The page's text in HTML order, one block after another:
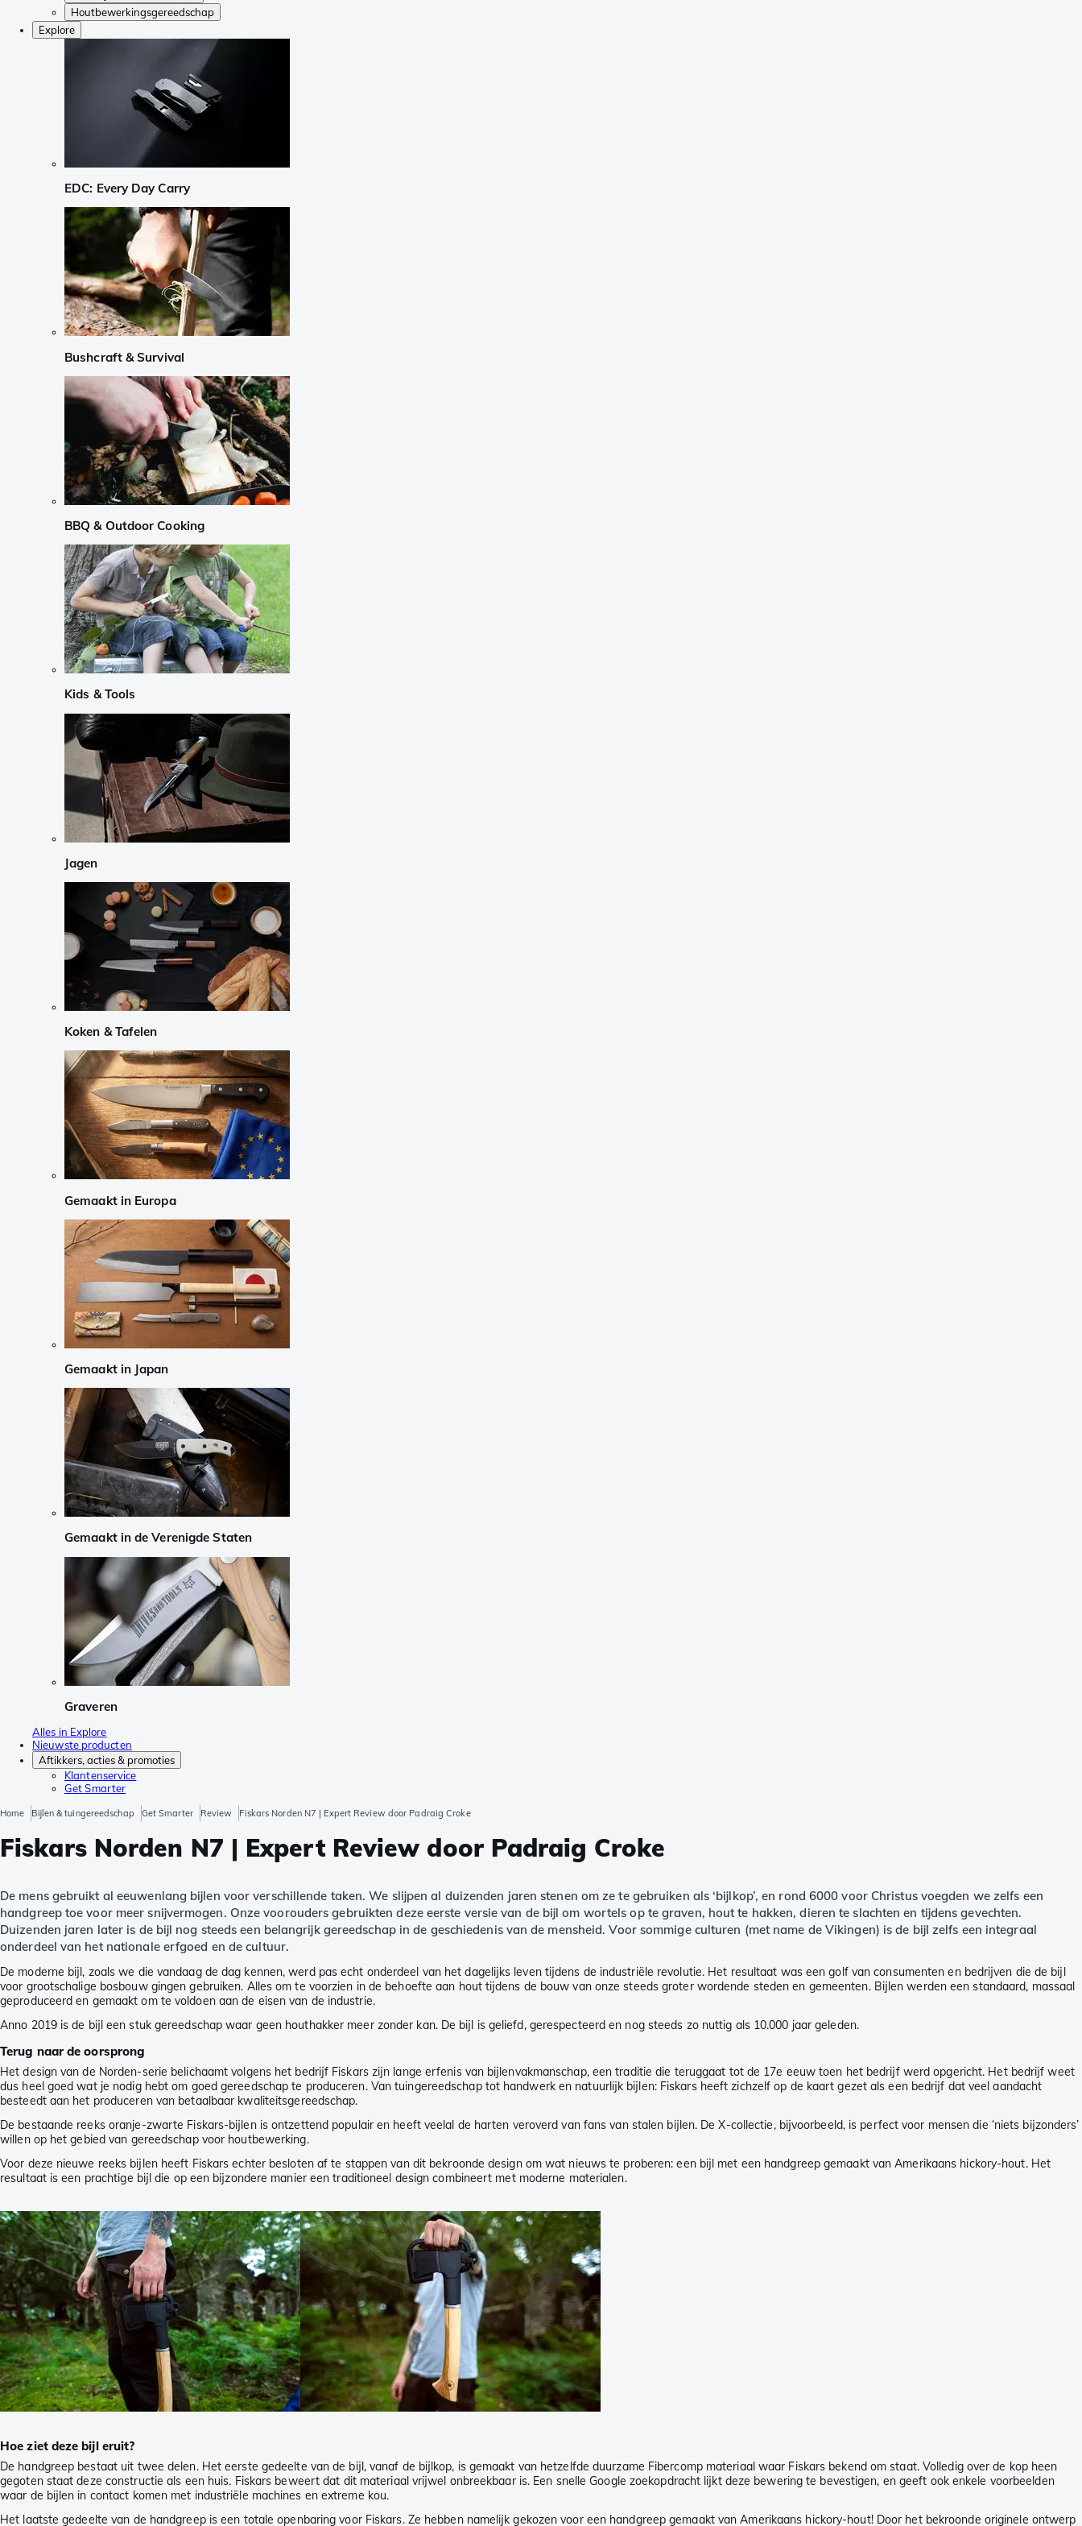
Houtbewerkingsgereedschap
Explore
EDC: Every Day Carry
Bushcraft & Survival
BBQ & Outdoor Cooking
Kids & Tools
Jagen
Koken & Tafelen
Gemaakt in Europa
Gemaakt in Japan
Gemaakt in de Verenigde Staten
Graveren
Alles in Explore
Nieuwste producten
Aftikkers, acties & promoties
Klantenservice
Get Smarter
Home Bijlen & tuingereedschap Get Smarter Review Fiskars Norden N7 | Expert Review door Padraig Croke
Fiskars Norden N7 | Expert Review door Padraig Croke
De mens gebruikt al eeuwenlang bijlen voor verschillende taken. We slijpen al duizenden jaren stenen om ze te gebruiken als ‘bijlkop’, en rond 6000 voor Christus voegden we zelfs een
handgreep toe voor meer snijvermogen. Onze voorouders gebruikten deze eerste versie van de bijl om wortels op te graven, hout te hakken, dieren te slachten en tijdens gevechten.
Duizenden jaren later is de bijl nog steeds een belangrijk gereedschap in de geschiedenis van de mensheid. Voor sommige culturen (met name de Vikingen) is de bijl zelfs een integraal
onderdeel van het nationale erfgoed en de cultuur.
De moderne bijl, zoals we die vandaag de dag kennen, werd pas echt onderdeel van het dagelijks leven tijdens de industriële revolutie. Het resultaat was een golf van consumenten en bedrijven die de bijl
voor grootschalige bosbouw gingen gebruiken. Alles om te voorzien in de behoefte aan hout tijdens de bouw van onze steeds groter wordende steden en gemeenten. Bijlen werden een standaard, massaal
geproduceerd en gemaakt om te voldoen aan de eisen van de industrie.
Anno 2019 is de bijl een stuk gereedschap waar geen houthakker meer zonder kan. De bijl is geliefd, gerespecteerd en nog steeds zo nuttig als 10.000 jaar geleden.
Terug naar de oorsprong
Het design van de Norden-serie belichaamt volgens het bedrijf Fiskars zijn lange erfenis van bijlenvakmanschap, een traditie die teruggaat tot de 17e eeuw toen het bedrijf werd opgericht. Het bedrijf weet
dus heel goed wat je nodig hebt om goed gereedschap te produceren. Van tuingereedschap tot handwerk en natuurlijk bijlen: Fiskars heeft zichzelf op de kaart gezet als een bedrijf dat veel aandacht
besteedt aan het produceren van betaalbaar kwaliteitsgereedschap.
De bestaande reeks oranje-zwarte Fiskars-bijlen is ontzettend populair en heeft veelal de harten veroverd van fans van stalen bijlen. De X-collectie, bijvoorbeeld, is perfect voor mensen die ‘niets bijzonders’
willen op het gebied van gereedschap voor houtbewerking.
Voor deze nieuwe reeks bijlen heeft Fiskars echter besloten af te stappen van dit bekroonde design om wat nieuws te proberen: een bijl met een handgreep gemaakt van Amerikaans hickory-hout. Het
resultaat is een prachtige bijl die op een bijzondere manier een traditioneel design combineert met moderne materialen.
Hoe ziet deze bijl eruit?
De handgreep bestaat uit twee delen. Het eerste gedeelte van de bijl, vanaf de bijlkop, is gemaakt van hetzelfde duurzame Fibercomp materiaal waar Fiskars bekend om staat. Volledig over de kop heen
gegoten staat deze constructie als een huis. Fiskars beweert dat dit materiaal vrijwel onbreekbaar is. Een snelle Google zoekopdracht lijkt deze bewering te bevestigen, en geeft ook enkele voorbeelden
waar de bijlen in contact komen met industriële machines en extreme kou.
Het laatste gedeelte van de handgreep is een totale openbaring voor Fiskars. Ze hebben namelijk gekozen voor een handgreep gemaakt van Amerikaans hickory-hout! Door het bekroonde originele ontwerp